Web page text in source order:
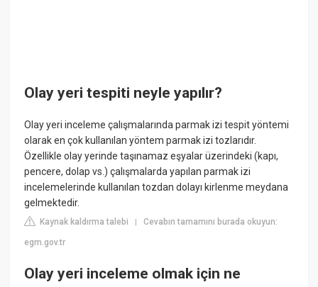
Olay yeri tespiti neyle yapılır?
Olay yeri inceleme çalışmalarında parmak izi tespit yöntemi
olarak en çok kullanılan yöntem parmak izi tozlarıdır.
Özellikle olay yerinde taşınamaz eşyalar üzerindeki (kapı,
pencere, dolap vs.) çalışmalarda yapılan parmak izi
incelemelerinde kullanılan tozdan dolayı kirlenme meydana
gelmektedir.
Kaynak kaldırma talebi |Cevabın tamamını burada okuyun:
egm.gov.tr
Olay yeri inceleme olmak için ne